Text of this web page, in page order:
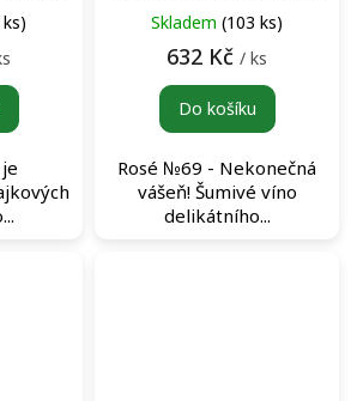
Skladem (103 ks)
632 Kč / ks
Do košíku
Rosé №69 - Nekonečná
vášeň! Šumivé víno
delikátního...